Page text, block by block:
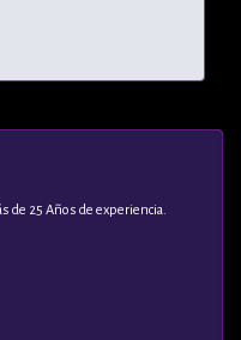
de 25 Años de experiencia.